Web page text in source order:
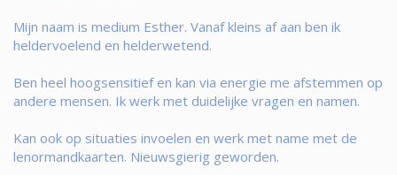
Mijn naam is medium Esther. Vanaf kleins af aan ben ik
heldervoelend en helderwetend.
Ben heel hoogsensitief en kan via energie me afstemmen op
andere mensen. Ik werk met duidelijke vragen en namen.
Kan ook op situaties invoelen en werk met name met de
lenormandkaarten. Nieuwsgierig geworden.